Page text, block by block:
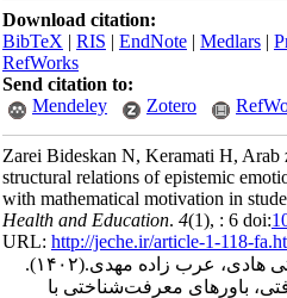
Download citation:
BibTeX|RIS|EndNote|Medlars|
RefWorks
Send citation to:
Mendeley
Zotero
Zarei Bideskan N, Keramati H,
structural relations of epistemic
with mathematical motivation in
Health and Education.4(1) , : 6 doi:
URL:http://jeche.ir/article-1-118-
هادی، عرب زاده مهدی.(۱۴۰۲).
باورهای معرفت‌شناختی با